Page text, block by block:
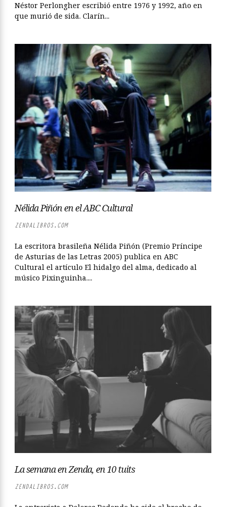
Néstor Perlongher escribió entre 1976 y 1992, año en
que murió de sida. Clarín...
Nélida Piñón en el ABC Cultural
ZENDALIBROS.COM
La escritora brasileña Nélida Piñón (Premio Príncipe
de Asturias de las Letras 2005) publica en ABC
Cultural el artículo El hidalgo del alma, dedicado al
músico Pixinguinha....
La semana en Zenda, en 10 tuits
ZENDALIBROS.COM